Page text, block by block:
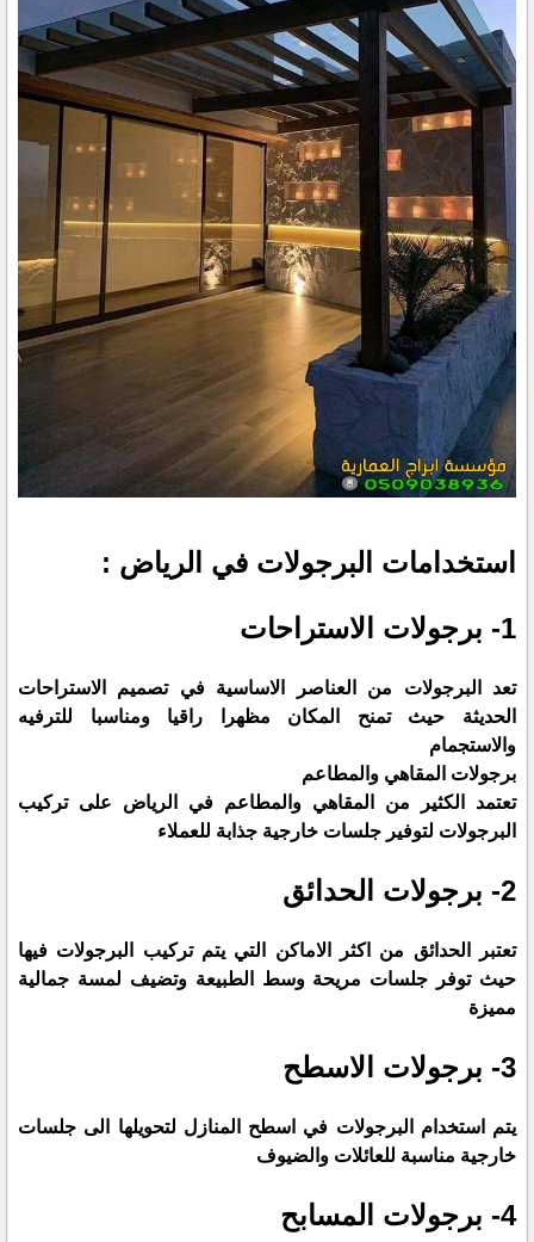
استخدامات البرجولات في الرياض :
1- برجولات الاستراحات
تعد البرجولات من العناصر الاساسية في تصميم الاستراحات
الحديثة حيث تمنح المكان مظهرا راقيا ومناسبا للترفيه
والاستجمام
برجولات المقاهي والمطاعم
تعتمد الكثير من المقاهي والمطاعم في الرياض على تركيب
البرجولات لتوفير جلسات خارجية جذابة للعملاء
2- برجولات الحدائق
تعتبر الحدائق من اكثر الاماكن التي يتم تركيب البرجولات فيها
حيث توفر جلسات مريحة وسط الطبيعة وتضيف لمسة جمالية
مميزة
3- برجولات الاسطح
يتم استخدام البرجولات في اسطح المنازل لتحويلها الى جلسات
خارجية مناسبة للعائلات والضيوف
4- برجولات المسابح